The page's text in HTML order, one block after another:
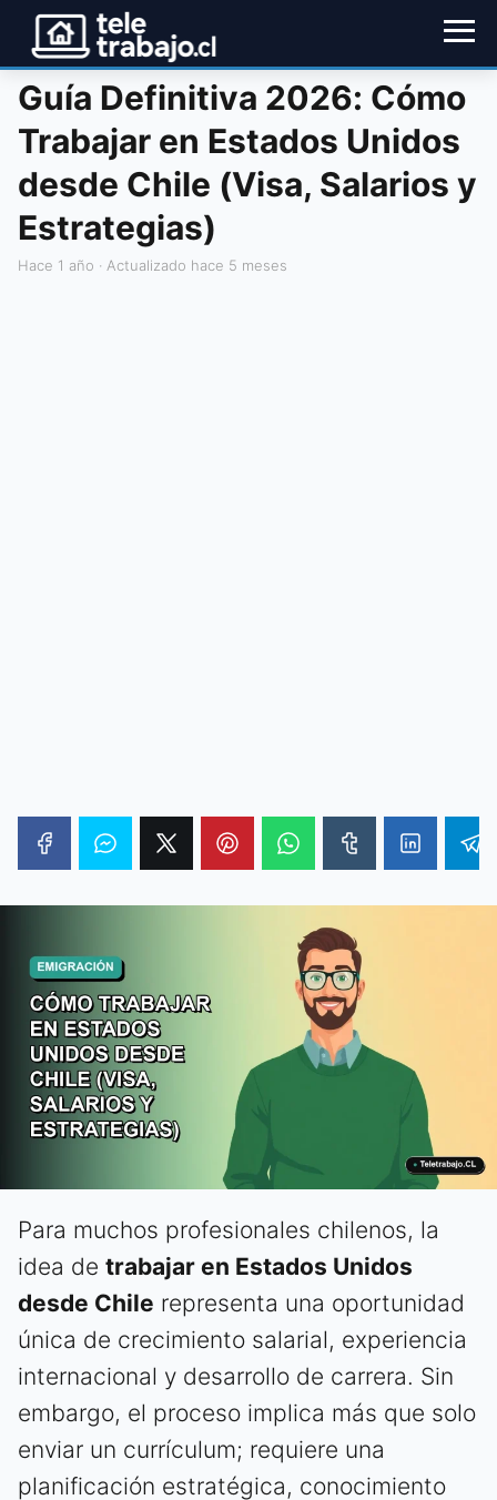
Guía Definitiva 2026: Cómo
Trabajar en Estados Unidos
desde Chile (Visa, Salarios y
Estrategias)
hace 1 año · Actualizado hace 5 meses
Para muchos profesionales chilenos, la
idea de trabajar en Estados Unidos
desde Chile representa una oportunidad
única de crecimiento salarial, experiencia
internacional y desarrollo de carrera. Sin
embargo, el proceso implica más que solo
enviar un currículum; requiere una
planificación estratégica, conocimiento